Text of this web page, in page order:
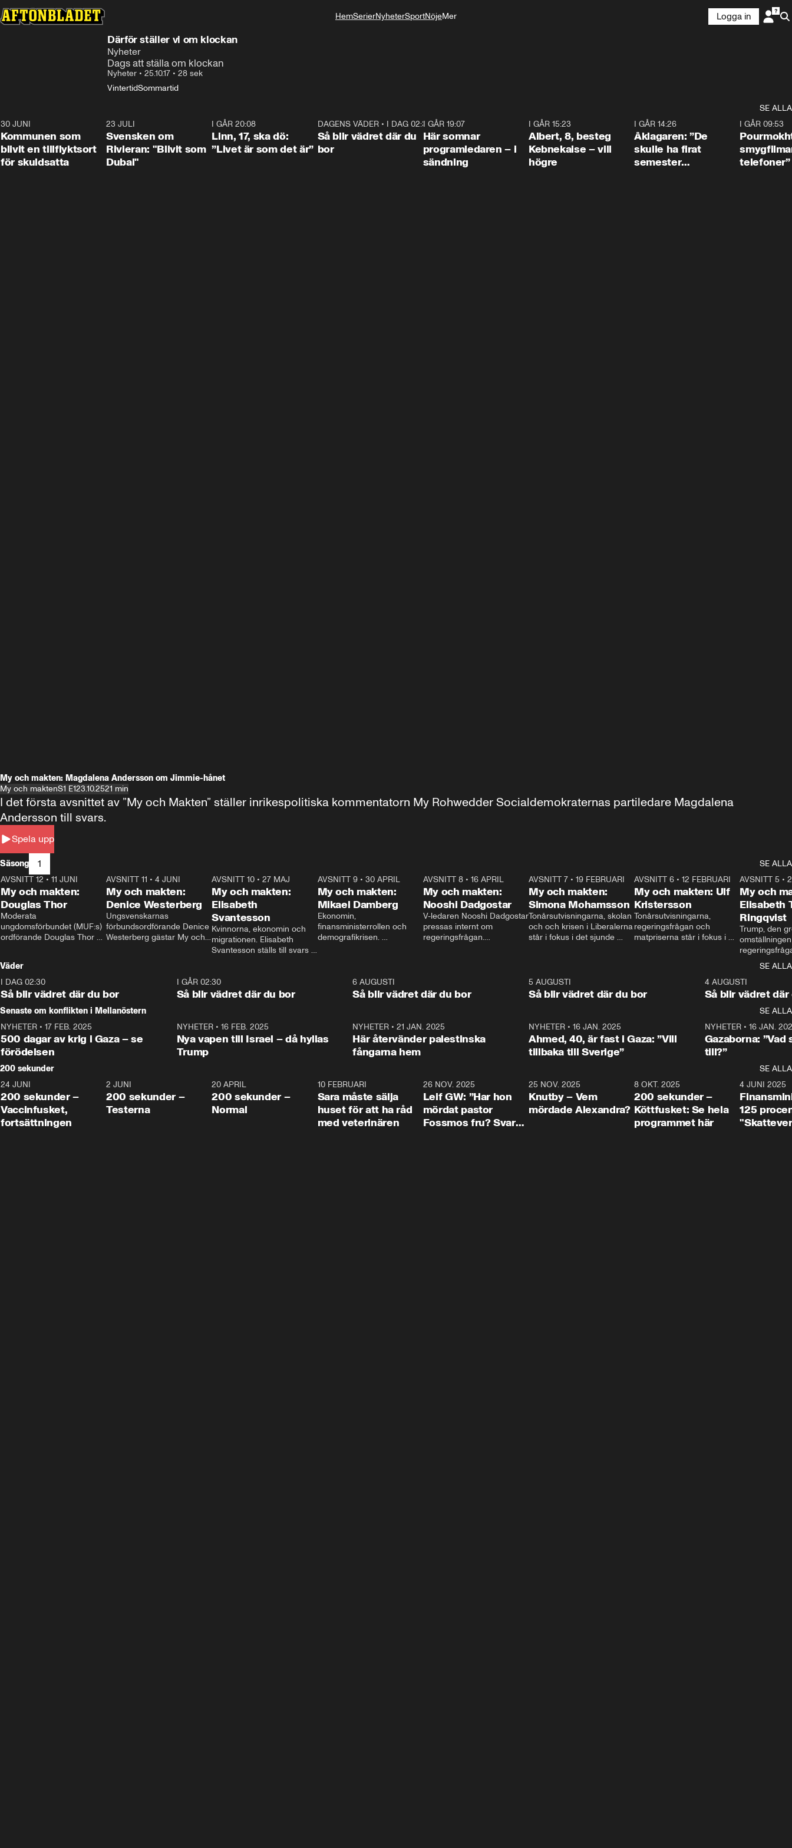
HemSerierNyheterSportNöjeMer
Logga in
Därför ställer vi om klockan
Nyheter
Dags att ställa om klockan
Nyheter • 25.10.17 • 28 sek
VintertidSommartid
SE ALLA
1:24
30 JUNI
Kommunen som
blivit en tillflyktsort
för skuldsatta
23 JULI
Svensken om
Rivieran: "Blivit som
Dubai"
I GÅR 20:08
Linn, 17, ska dö:
”Livet är som det är”
1:06
DAGENS VÄDER• I DAG 02:30
Så blir vädret där du
bor
I GÅR 19:07
Här somnar
programledaren – i
sändning
I GÅR 15:23
Albert, 8, besteg
Kebnekaise – vill
högre
I GÅR 14:26
Åklagaren: ”De
skulle ha firat
semester
I GÅR 09:53
telefoner”
My och makten: Magdalena Andersson om Jimmie-hånet
My och maktenS1 E123.10.2521 min
Spela upp
I det första avsnittet av ”My och Makten” ställer inrikespolitiska kommentatorn My Rohwedder Socialdemokraternas partiledare Magdalena
Andersson till svars.
Säsong 1
SE ALLA
26:27
AVSNITT 12 • 11 JUNI
My och makten:
Douglas Thor
Moderata
ungdomsförbundet (MUF:s)
ordförande Douglas Thor
tonårsutvisningarna och hur
Moderaterna ska locka
väljare till valet i höst.
23:40
AVSNITT 11 •4 JUNI
My och makten:
Denice Westerberg
Ungsvenskarnas
förbundsordförande Denice
Westerberg gästar My och
AVSNITT 10 •27 MAJ
My och makten:
Elisabeth
Svantesson
Kvinnorna, ekonomin och
migrationen. Elisabeth
Svantesson ställs till svars
AVSNITT 9• 30 APRIL
My och makten:
Mikael Damberg
Ekonomin,
finansministerrollen och
demografikrisen.
och Makten.
AVSNITT 8• 16 APRIL
My och makten:
Nooshi Dadgostar
V-ledaren Nooshi Dadgostar
pressas internt om
regeringsfrågan.
– Vi ställer upp i val. Ska vi
vara med så sitter vi förstås
24:30
AVSNITT 7• 19 FEBRUARI
My och makten:
Simona Mohamsson
Tonårsutvisningarna, skolan
och och krisen i Liberalerna
står i fokus i det sjunde
kommentator My
Rohwedder ställer
utbildnings- och
Mohamsson till svars.
27:30
AVSNITT 6 •12 FEBRUARI
My och makten: Ulf
Kristersson
Tonårsutvisningarna,
regeringsfrågan och
matpriserna står i fokus i
Rohwedder ställer
statsminister Ulf Kristersson
AVSNITT 5 •
My och
Elisabeth
Ringqvist
Trump, den
centrum i
avsnittet av
Makten”. Se
Aftonbladets
Rohwedder
Thand Ring
Väder
SE ALLA
I DAG 02:30
Så blir vädret där du bor
1:06
I GÅR 02:30
Så blir vädret där du bor
6 AUGUSTI
Så blir vädret där du bor
5 AUGUSTI
Så blir vädret där du bor
4 AUGUSTI
Så blir vädret där
Senaste om konflikten i Mellanöstern
SE ALLA
NYHETER • 17 FEB. 2025
500 dagar av krig i Gaza – se
förödelsen
NYHETER• 16 FEB. 2025
Nya vapen till Israel – då hyllas
Trump
NYHETER •21 JAN. 2025
Här återvänder palestinska
fångarna hem
NYHETER• 16 JAN. 2025
Ahmed, 40, är fast i Gaza: ”Vill
tillbaka till Sverige”
NYHETER• 16 JAN.
Gazaborna:
till?”
200 sekunder
SE ALLA
5:00
24 JUNI
200 sekunder –
Vaccinfusket,
fortsättningen
4:23
2 JUNI
200 sekunder –
Testerna
20 APRIL
200 sekunder –
Normal
10 FEBRUARI
Sara måste sälja
huset för att ha råd
med veterinären
26 NOV. 2025
Leif GW: ”Har hon
mördat pastor
Fossmos fru? Svar
31:05
25 NOV. 2025
Knutby – Vem
mördade Alexandra?
4:29
8 OKT. 2025
200 sekunder –
Köttfusket: Se hela
programmet här
4 JUNI 2025
125